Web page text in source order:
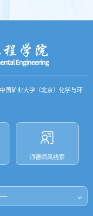
国矿业大学（北京）化学与环
师德师风线索